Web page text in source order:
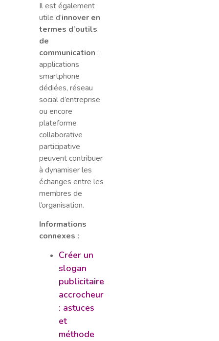
Il est également
utile d’innover en
termes d’outils
de
communication :
applications
smartphone
dédiées, réseau
social d’entreprise
ou encore
plateforme
collaborative
participative
peuvent contribuer
à dynamiser les
échanges entre les
membres de
l’organisation.
Informations
connexes :
Créer un
slogan
publicitaire
accrocheur
: astuces
et
méthode